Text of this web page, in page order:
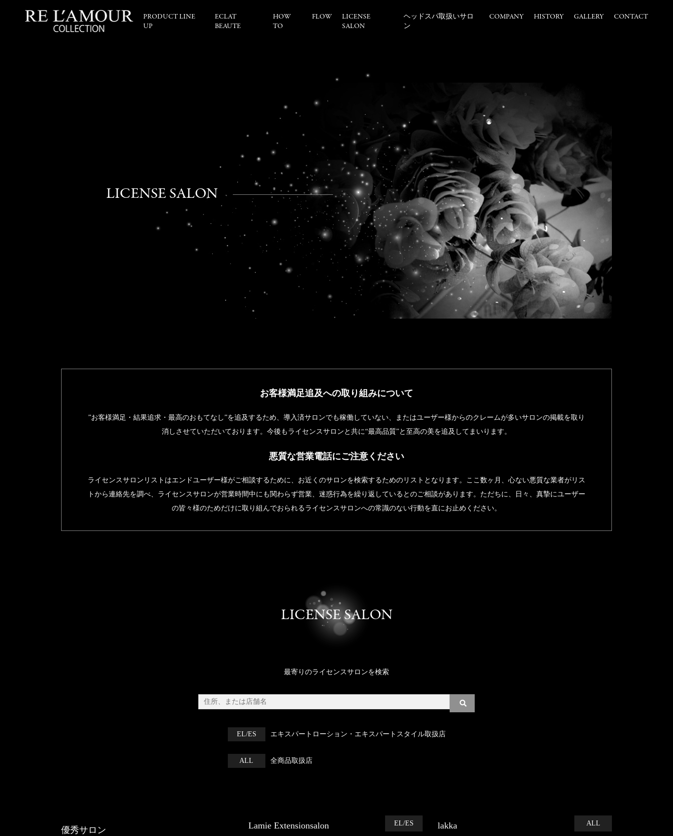
PRODUCT LINE
UP
ECLAT
BEAUTE
HOW
TO
FLOW
LICENSE
SALON
ヘッドスパ取扱いサロ
ン
COMPANY HISTORY GALLERY CONTACT
LICENSE SALON
お客様満足追及への取り組みについて
”お客様満足・結果追求・最高のおもてなし”を追及するため、導入済サロンでも稼働していない、またはユーザー様からのクレームが多いサロンの掲載を取り
消しさせていただいております。今後もライセンスサロンと共に“最高品質”と至高の美を追及してまいります。
悪質な営業電話にご注意ください
ライセンスサロンリストはエンドユーザー様がご相談するために、お近くのサロンを検索するためのリストとなります。ここ数ヶ月、心ない悪質な業者がリス
トから連絡先を調べ、ライセンスサロンが営業時間中にも関わらず営業、迷惑行為を繰り返しているとのご相談があります。ただちに、日々、真摯にユーザー
の皆々様のためだけに取り組んでおられるライセンスサロンへの常識のない行動を直にお止めください。
LICENSE SALON
最寄りのライセンスサロンを検索
EL/ES エキスパートローション・エキスパートスタイル取扱店
ALL 全商品取扱店
優秀サロン Lamie Extensionsalon EL/ES lakka ALL